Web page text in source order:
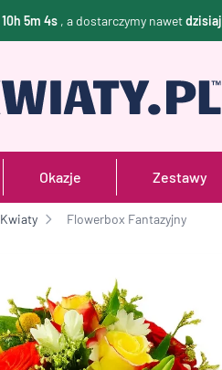
10h 5m 4s , a dostarczymy nawetdzisiaj
Okazje Zestawy
Kwiaty Flowerbox Fantazyjny